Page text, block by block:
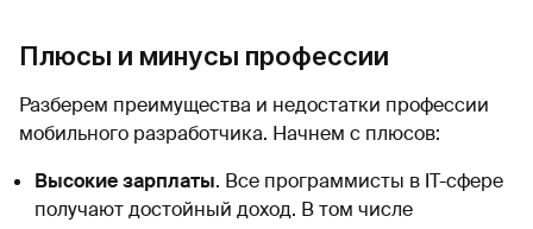
Плюсы и минусы профессии
Разберем преимущества и недостатки профессии
мобильного разработчика. Начнем с плюсов:
Высокие зарплаты. Все программисты в IT-сфере
получают достойный доход. В том числе